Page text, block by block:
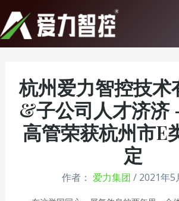
至
内
杭州爱力智控技术
&子公司人才济
高管荣获杭州市E
定
作者： 爱力集团 / 2021年5